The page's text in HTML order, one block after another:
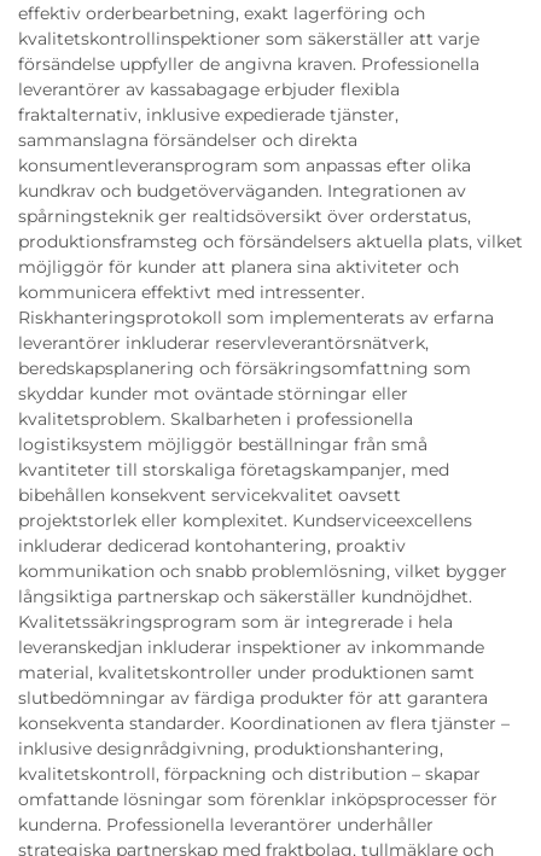
effektiv orderbearbetning, exakt lagerföring och
kvalitetskontrollinspektioner som säkerställer att varje
försändelse uppfyller de angivna kraven. Professionella
leverantörer av kassabagage erbjuder flexibla
fraktalternativ, inklusive expedierade tjänster,
sammanslagna försändelser och direkta
konsumentleveransprogram som anpassas efter olika
kundkrav och budgetöverväganden. Integrationen av
spårningsteknik ger realtidsöversikt över orderstatus,
produktionsframsteg och försändelsers aktuella plats, vilket
möjliggör för kunder att planera sina aktiviteter och
kommunicera effektivt med intressenter.
Riskhanteringsprotokoll som implementerats av erfarna
leverantörer inkluderar reservleverantörsnätverk,
beredskapsplanering och försäkringsomfattning som
skyddar kunder mot oväntade störningar eller
kvalitetsproblem. Skalbarheten i professionella
logistiksystem möjliggör beställningar från små
kvantiteter till storskaliga företagskampanjer, med
bibehållen konsekvent servicekvalitet oavsett
projektstorlek eller komplexitet. Kundserviceexcellens
inkluderar dedicerad kontohantering, proaktiv
kommunikation och snabb problemlösning, vilket bygger
långsiktiga partnerskap och säkerställer kundnöjdhet.
Kvalitetssäkringsprogram som är integrerade i hela
leveranskedjan inkluderar inspektioner av inkommande
material, kvalitetskontroller under produktionen samt
slutbedömningar av färdiga produkter för att garantera
konsekventa standarder. Koordinationen av flera tjänster –
inklusive designrådgivning, produktionshantering,
kvalitetskontroll, förpackning och distribution – skapar
omfattande lösningar som förenklar inköpsprocesser för
kunderna. Professionella leverantörer underhåller
strategiska partnerskap med fraktbolag, tullmäklare och